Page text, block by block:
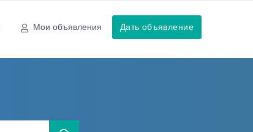
Мои объявления Дать объявление